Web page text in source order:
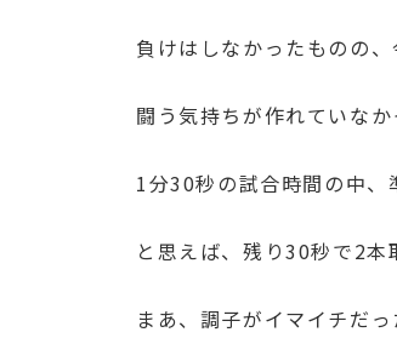
負けはしなかったものの
闘う気持ちが作れていな
1分30秒の試合時間の中、
と思えば、残り30秒で2本
まあ、調子がイマイチだ